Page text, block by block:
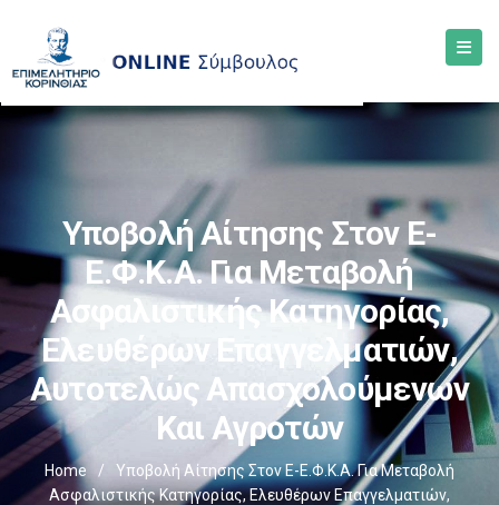
Υποβολή Αίτησης Στον E-
Ε.Φ.Κ.Α. Για Μεταβολή
Ασφαλιστικής Κατηγορίας,
Ελευθέρων Επαγγελματιών,
Αυτοτελώς Απασχολούμενων
Και Αγροτών
Home /
Υποβολή Αίτησης Στον E-Ε.Φ.Κ.Α. Για Μεταβολή
Ασφαλιστικής Κατηγορίας, Ελευθέρων Επαγγελματιών,